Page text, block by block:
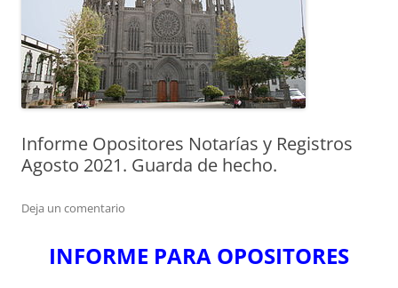
Informe Opositores Notarías y Registros
Agosto 2021. Guarda de hecho.
Deja un comentario
INFORME PARA OPOSITORES